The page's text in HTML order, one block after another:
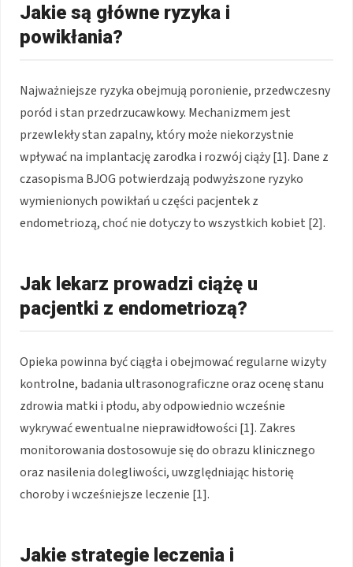
Jakie są główne ryzyka i
powikłania?
Najważniejsze ryzyka obejmują poronienie, przedwczesny
poród i stan przedrzucawkowy. Mechanizmem jest
przewlekły stan zapalny, który może niekorzystnie
wpływać na implantację zarodka i rozwój ciąży [1]. Dane z
czasopisma BJOG potwierdzają podwyższone ryzyko
wymienionych powikłań u części pacjentek z
endometriozą, choć nie dotyczy to wszystkich kobiet [2].
Jak lekarz prowadzi ciążę u
pacjentki z endometriozą?
Opieka powinna być ciągła i obejmować regularne wizyty
kontrolne, badania ultrasonograficzne oraz ocenę stanu
zdrowia matki i płodu, aby odpowiednio wcześnie
wykrywać ewentualne nieprawidłowości [1]. Zakres
monitorowania dostosowuje się do obrazu klinicznego
oraz nasilenia dolegliwości, uwzględniając historię
choroby i wcześniejsze leczenie [1].
Jakie strategie leczenia i